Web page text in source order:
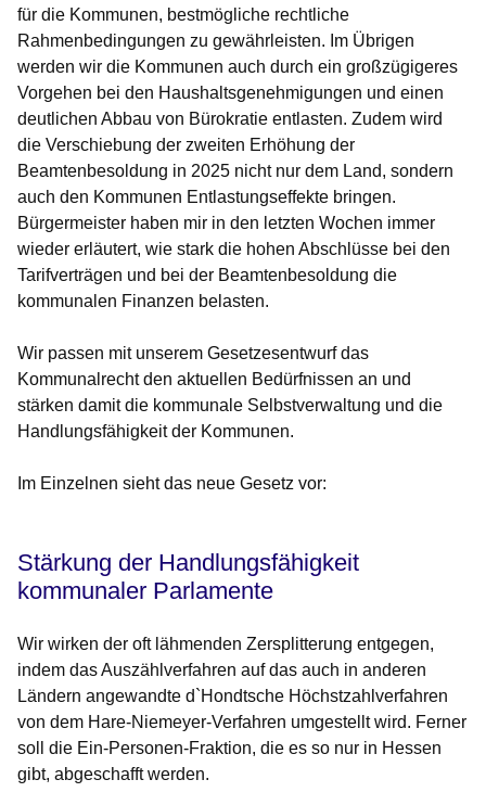
für die Kommunen, bestmögliche rechtliche
Rahmenbedingungen zu gewährleisten. Im Übrigen
werden wir die Kommunen auch durch ein großzügigeres
Vorgehen bei den Haushaltsgenehmigungen und einen
deutlichen Abbau von Bürokratie entlasten. Zudem wird
die Verschiebung der zweiten Erhöhung der
Beamtenbesoldung in 2025 nicht nur dem Land, sondern
auch den Kommunen Entlastungseffekte bringen.
Bürgermeister haben mir in den letzten Wochen immer
wieder erläutert, wie stark die hohen Abschlüsse bei den
Tarifverträgen und bei der Beamtenbesoldung die
kommunalen Finanzen belasten.
Wir passen mit unserem Gesetzesentwurf das
Kommunalrecht den aktuellen Bedürfnissen an und
stärken damit die kommunale Selbstverwaltung und die
Handlungsfähigkeit der Kommunen.
Im Einzelnen sieht das neue Gesetz vor:
Stärkung der Handlungsfähigkeit
kommunaler Parlamente
Wir wirken der oft lähmenden Zersplitterung entgegen,
indem das Auszählverfahren auf das auch in anderen
Ländern angewandte d`Hondtsche Höchstzahlverfahren
von dem Hare-Niemeyer-Verfahren umgestellt wird. Ferner
soll die Ein-Personen-Fraktion, die es so nur in Hessen
gibt, abgeschafft werden.